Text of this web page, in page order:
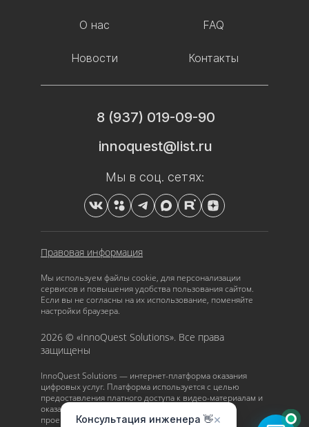
О нас
Новости
FAQ
Контакты
8 (937) 019-09-90
innoquest@list.ru
Мы в соц. сетях:
Правовая информация
Мы используем файлы cookie, для персонализации
сервисов и повышения удобства пользования сайтом.
Если вы не согласны на их использование, поменяйте
настройки браузера.
2026 © «InnoQuest Solutions». Все права
защищены
InnoQuest Solutions — интернет-платформа оказания
цифровых услуг. Платформа используется с целью
предоставления платного доступа к видео-материалам и
оказания консультационных услуг в сфере
проектирования.Консультация инженера 👋×